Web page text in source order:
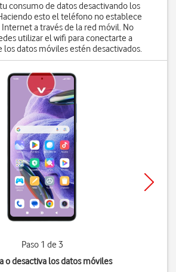
consumo de datos desactivando los
esto el teléfono no establece
a través de la red móvil. No
utilizar el wifi para conectarte a
datos móviles estén desactivados.
Paso 1 de 3
o desactiva los datos móviles